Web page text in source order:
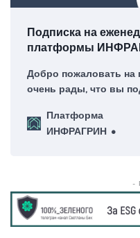
Подписка на
платформы
Добро пожаловать
очень рады, что вы
честь!Платформа
ИНФРАГРИН
-